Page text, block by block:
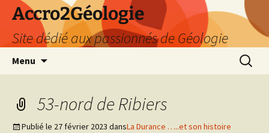
Accro2Géologie
Site dédié aux passionnés de Géologie
Menu
53-nord de Ribiers
Publié le 27 février 2023 dansLa Durance …..et son histoire